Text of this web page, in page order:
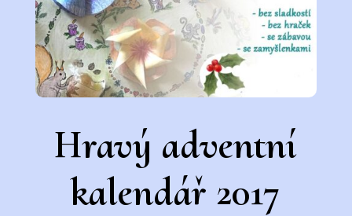
Hravý adventní
kalendář 2017